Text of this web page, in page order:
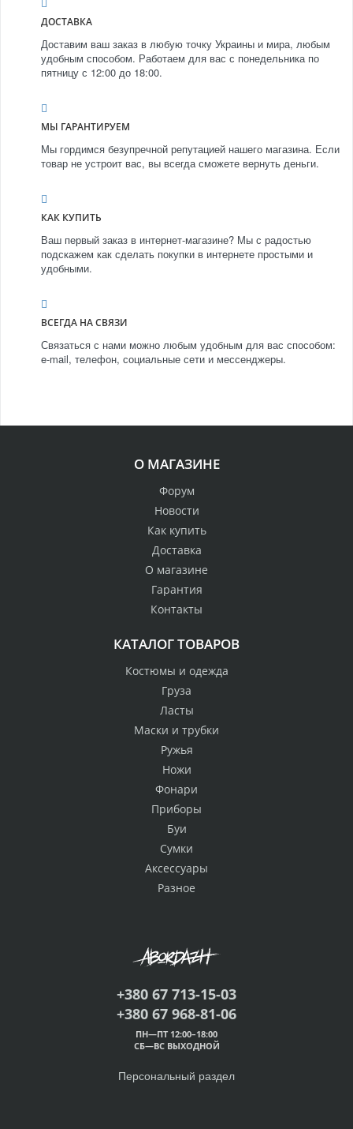
ДОСТАВКА
Доставим ваш заказ в любую точку Украины и мира, любым
удобным способом. Работаем для вас с понедельника по
пятницу с 12:00 до 18:00.
МЫ ГАРАНТИРУЕМ
Мы гордимся безупречной репутацией нашего магазина. Если
товар не устроит вас, вы всегда сможете вернуть деньги.
КАК КУПИТЬ
Ваш первый заказ в интернет-магазине? Мы с радостью
подскажем как сделать покупки в интернете простыми и
удобными.
ВСЕГДА НА СВЯЗИ
Связаться с нами можно любым удобным для вас способом:
e-mail, телефон, социальные сети и мессенджеры.
О МАГАЗИНЕ
Форум
Новости
Как купить
Доставка
О магазине
Гарантия
Контакты
КАТАЛОГ ТОВАРОВ
Костюмы и одежда
Груза
Ласты
Маски и трубки
Ружья
Ножи
Фонари
Приборы
Буи
Сумки
Аксессуары
Разное
+380 67 713-15-03
+380 67 968-81-06
ПН—ПТ 12:00–18:00
СБ—ВС ВЫХОДНОЙ
Персональный раздел